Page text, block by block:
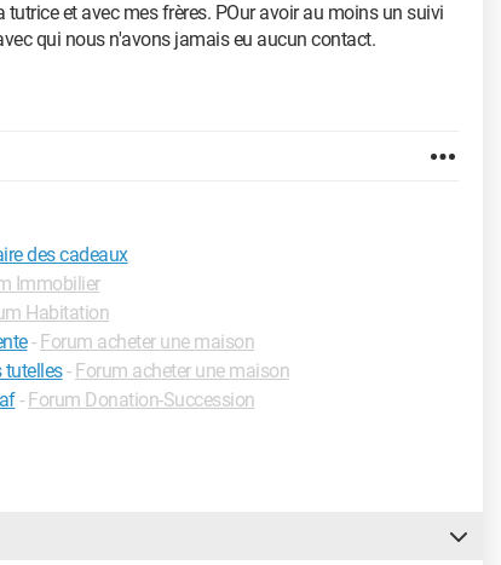
et avec mes frères. POur avoir au moins un suivi
qui nous n'avons jamais eu aucun contact.
des cadeaux
Immobilier
Habitation
- Forum acheter une maison
tutelles- Forum acheter une maison
- Forum Donation-Succession